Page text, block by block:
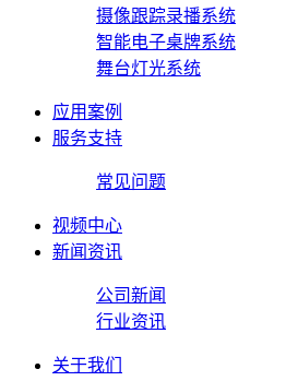
摄像跟踪录播系统
智能电子桌牌系统
舞台灯光系统
应用案例
服务支持
常见问题
视频中心
新闻资讯
公司新闻
行业资讯
关于我们